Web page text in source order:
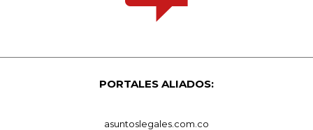
PORTALES ALIADOS:
asuntoslegales.com.co